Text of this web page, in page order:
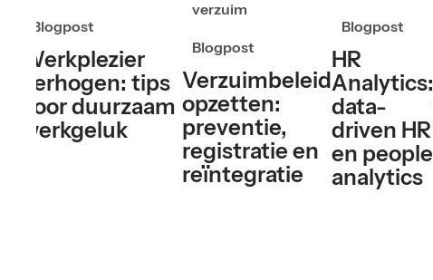
Blogpost
Werkplezier
verhogen: tips
voor duurzaam
werkgeluk
verzuim
Blogpost
Verzuimbeleid
opzetten:
preventie,
registratie en
reïntegratie
Blogpost
HR
Analytics:
data-
driven HR
en people
analytics